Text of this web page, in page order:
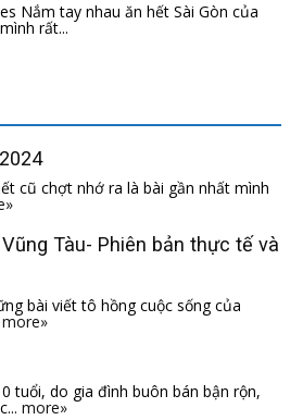
Nắm tay nhau ăn hết Sài Gòn của
rất...
cũ chợt nhớ ra là bài gần nhất mình
Tàu- Phiên bản thực tế và
bài viết tô hồng cuộc sống của
more»
tuổi, do gia đình buôn bán bận rộn,
more»